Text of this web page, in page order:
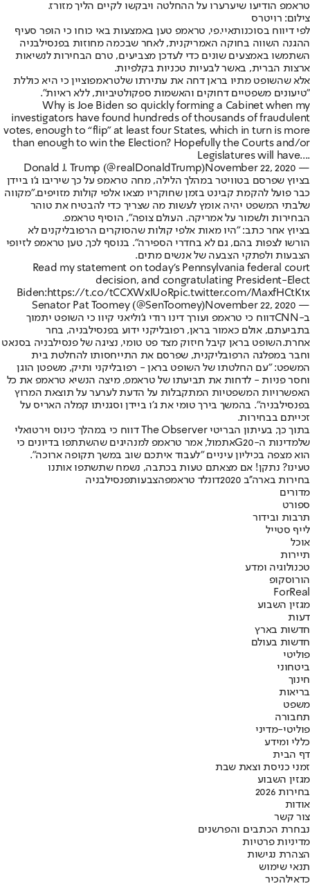
טראמפ הודיעו שיערערו על ההחלטה ויבקשו לקיים הליך מזורז.
צילום: רויטרס
לפי דיווח בסוכנותאיי.פי, טראמפ טען באמצעות באי כוחו כי הופר סעיף
ההגנה השווה בחוקה האמריקנית, לאחר שבכמה מחוזות בפנסילבניה
השתמשו באמצעים שונים כדי לעדכן מצביעים, טרם הבחירות לנשיאות
ארצות הברית, באשר לבעיות טכניות בקלפיות.
אלא שהשופט מתיו בראן דחה את עתירתו שלטראמפוציין כי היא כוללת
"טיעונים משפטיים דחוקים והאשמות ספקולטיביות, ללא ראיות".
Why is Joe Biden so quickly forming a Cabinet when my
investigators have found hundreds of thousands of fraudulent
votes, enough to “flip” at least four States, which in turn is more
than enough to win the Election? Hopefully the Courts and/or
Legislatures will have....
— Donald J. Trump (@realDonaldTrump)
November 22, 2020
בציוץ שפרסם בטוויטר במהלך הלילה, מחה טראמפ על כך שיריבו ג'ו ביידן
כבר פועל להקמת קבינט בזמן שחוקריו מצאו אלפי קולות מזויפים."מקווה
שלבתי המשפט יהיה אומץ לעשות מה שצריך כדי להבטיח את טוהר
הבחירות ולשמור על אמריקה. העולם צופה", הוסיף טראמפ.
בציוץ אחר כתב: "היו מאות אלפי קולות שהסוקרים הרפובליקנים לא
הורשו לצפות בהם, גם לא בחדרי הספירה". בנוסף לכך, טען טראמפ לזיופי
הצבעות ולפתקי הצבעה של אנשים מתים.
Read my statement on today’s Pennsylvania federal court
decision, and congratulating President-Elect
Biden:https://t.co/tCCXWxIUoRpic.twitter.com/MaxfHCtK1x
— Senator Pat Toomey (@SenToomey)
November 22, 2020
ב- CNNדווח כי טראמפ ועורך דינו רודי ג'וליאני קיוו כי השופט יתמוך
בתביעתם, אולם כאמור בראן, רפובליקני ידוע בפנסילבניה, בחר
אחרת.השופט בראן קיבל חיזוק מצד פט טומי, נציגה של פנסילבניה בסנאט
וחבר במפלגה הרפובליקנית, שפרסם את התייחסותו להחלטת בית
המשפט: "עם החלטתו של השופט בראן - רפובליקני ותיק, משפטן הוגן
וחסר פניות - לדחות את תביעתו של טראמפ, מיצה הנשיא טראמפ את כל
האפשרויות המשפטיות המתקבלות על הדעת לערער על תוצאת המרוץ
בפנסילבניה". בהמשך בירך טומי את ג'ו ביידן וסגניתו קמלה האריס על
זכייתם בבחירות.
בתוך כך, בעיתון הבריטי The Observer דווח כי במהלך כינוס וירטואלי
שלמדינות ה-G20
אתמול, אמר טראמפ למנהיגים שהשתתפו בדיונים כי
הוא מצפה בכיליון עיניים "לעבוד איתכם שוב במשך תקופה ארוכה".
טעינו? נתקן! אם מצאתם טעות בכתבה, נשמח שתשתפו אותנו
בחירות בארה''ב 2020
דונלד טראמפהצבעותפנסילבניה
מדורים
ספורט
תרבות ובידור
לייף סטייל
אוכל
תיירות
טכנולוגיה ומדע
הורוסקופ
ForReal
מגזין השבוע
דעות
חדשות בארץ
חדשות בעולם
פוליטי
ביטחוני
חינוך
בריאות
משפט
תחבורה
פוליטי-מדיני
כללי ומידע
דף הבית
זמני כניסת וצאת שבת
מגזין השבוע
בחירות 2026
אודות
צור קשר
נבחרת הכתבים והפרשנים
מדיניות פרטיות
הצהרת נגישות
תנאי שימוש
כדאילהכיר